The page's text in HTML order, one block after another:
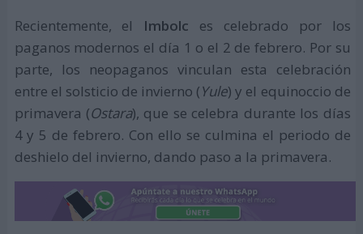
Recientemente, el Imbolc es celebrado por los
paganos modernos el día 1 o el 2 de febrero. Por su
parte, los neopaganos vinculan esta celebración
entre el solsticio de invierno (Yule) y el equinoccio de
primavera (Ostara), que se celebra durante los días
4 y 5 de febrero. Con ello se culmina el periodo de
deshielo del invierno, dando paso a la primavera.